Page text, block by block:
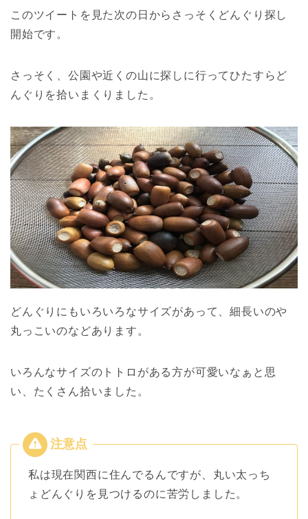
このツイートを見た次の日からさっそくどんぐり探し
開始です。
さっそく、公園や近くの山に探しに行ってひたすらど
んぐりを拾いまくりました。
どんぐりにもいろいろなサイズがあって、細長いのや
丸っこいのなどあります。
いろんなサイズのトトロがある方が可愛いなぁと思
い、たくさん拾いました。
私は現在関西に住んでるんですが、丸い太っち
ょどんぐりを見つけるのに苦労しました。